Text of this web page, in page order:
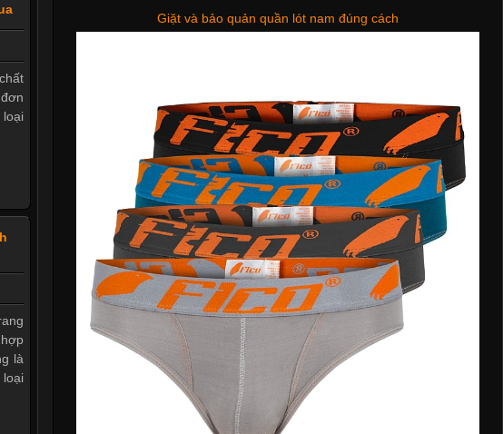
loại
là
loại
Giặt và bảo quản quần lót nam đúng cách